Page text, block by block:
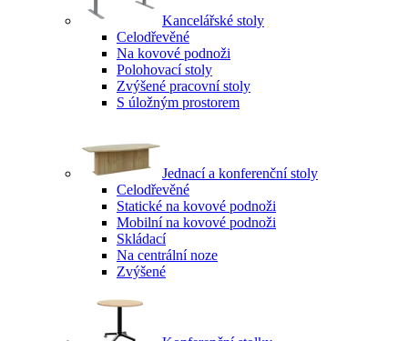
Kancelářské stoly
Celodřevěné
Na kovové podnoži
Polohovací stoly
Zvýšené pracovní stoly
S úložným prostorem
Jednací a konferenční stoly
Celodřevěné
Statické na kovové podnoži
Mobilní na kovové podnoži
Skládací
Na centrální noze
Zvýšené